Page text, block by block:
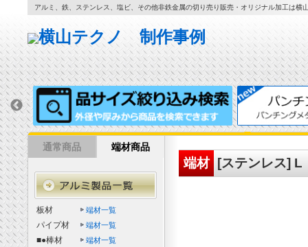
アルミ、鉄、ステンレス、塩ビ、その他非鉄金属の切り売り販売・オリジナル加工は横
端材 [ステンレス] L
通常商品 端材商品
板材 端材一覧
パイプ材 端材一覧
■●棒材 端材一覧